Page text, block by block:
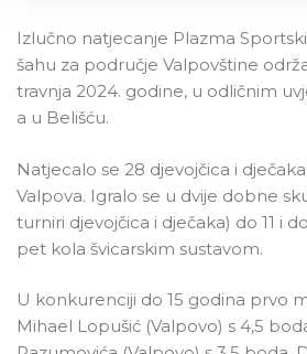
Izlučno natjecanje Plazma
šahu za područje Valpovštine
travnja 2024. godine, u odličnim
a u Belišću.
Natjecalo se 28 djevojčica i
Valpova. Igralo se u dvije dobne
turniri djevojčica i dječaka) do 11 i
pet kola švicarskim sustavom.
U konkurenciji do 15 godina prvo
Mihael Lopušić (Valpovo) s 4,5